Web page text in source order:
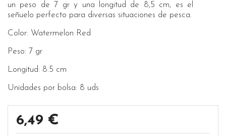
un peso de 7 gr y una longitud de 8,5 cm, es el
señuelo perfecto para diversas situaciones de pesca.
Color: Watermelon Red
Peso: 7 gr
Longitud: 8.5 cm
Unidades por bolsa: 8 uds
6,49 €